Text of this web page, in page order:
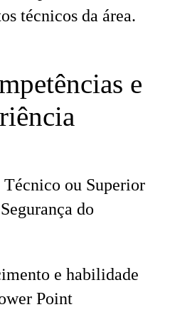
técnicos da área.
e
Técnico ou Superior
do
e habilidade
Point